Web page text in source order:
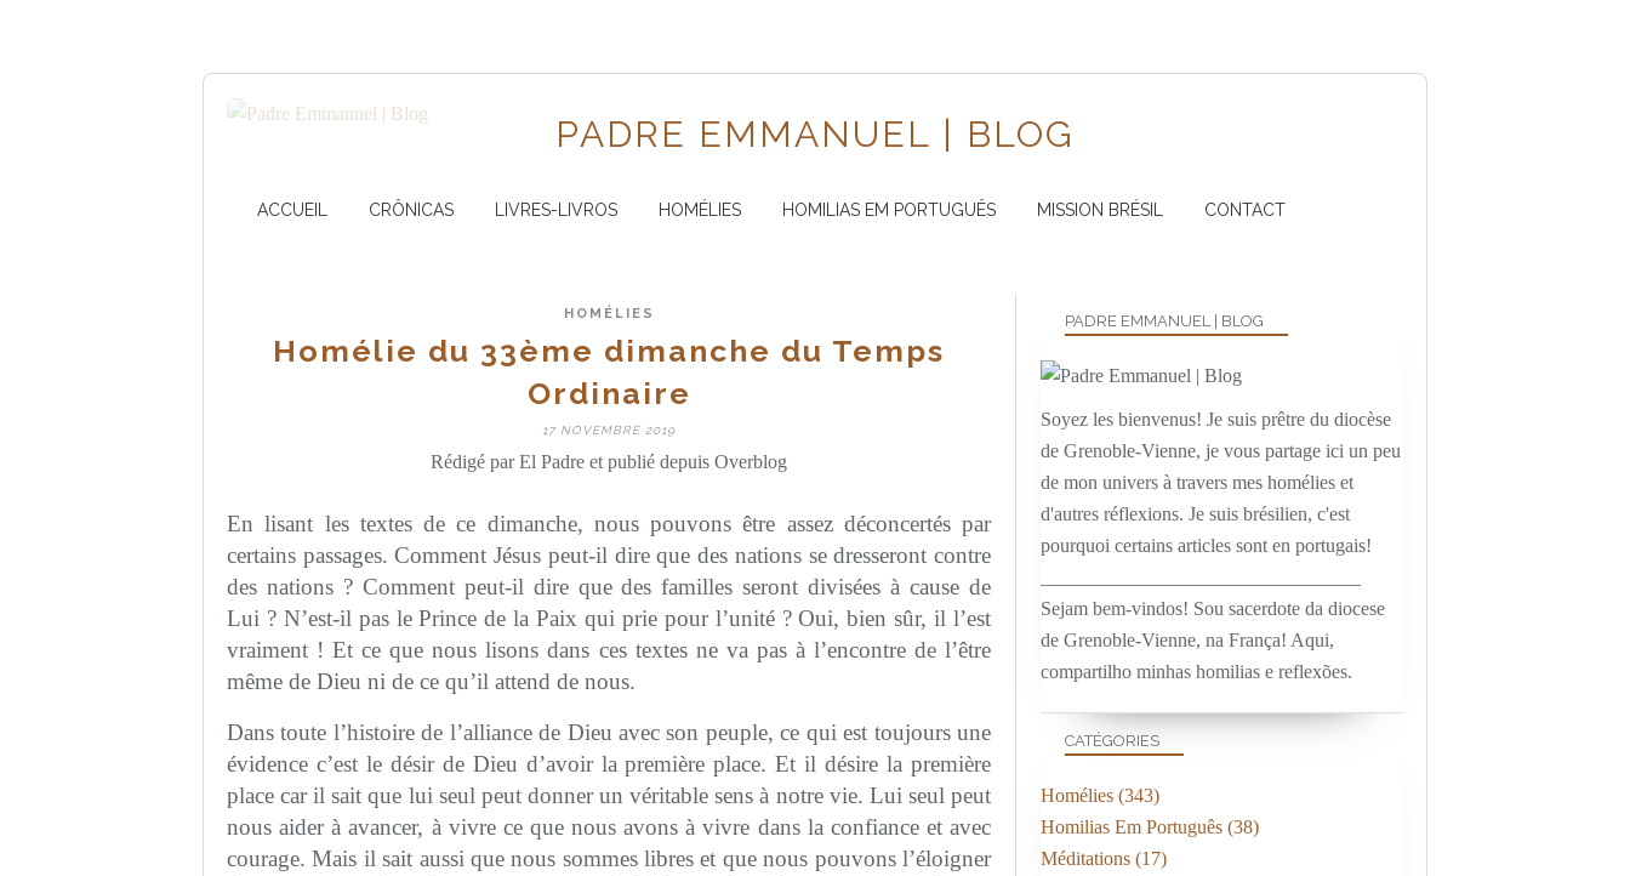
PADRE EMMANUEL | BLOG
ACCUEIL CRÔNICAS LIVRES-LIVROS HOMÉLIES HOMILIAS EM PORTUGUÊS MISSION BRÉSIL CONTACT
HOMÉLIES
Homélie du 33ème dimanche du Temps
Ordinaire
17 NOVEMBRE 2019
Rédigé par El Padre et publié depuis Overblog
En lisant les textes de ce dimanche, nous pouvons être assez déconcertés par
certains passages. Comment Jésus peut-il dire que des nations se dresseront contre
des nations ? Comment peut-il dire que des familles seront divisées à cause de
Lui ? N’est-il pas le Prince de la Paix qui prie pour l’unité ? Oui, bien sûr, il l’est
vraiment ! Et ce que nous lisons dans ces textes ne va pas à l’encontre de l’être
même de Dieu ni de ce qu’il attend de nous.
Dans toute l’histoire de l’alliance de Dieu avec son peuple, ce qui est toujours une
évidence c’est le désir de Dieu d’avoir la première place. Et il désire la première
place car il sait que lui seul peut donner un véritable sens à notre vie. Lui seul peut
nous aider à avancer, à vivre ce que nous avons à vivre dans la confiance et avec
courage. Mais il sait aussi que nous sommes libres et que nous pouvons l’éloigner
PADRE EMMANUEL | BLOG
Soyez les bienvenus! Je suis prêtre du diocèse
de Grenoble-Vienne, je vous partage ici un peu
de mon univers à travers mes homélies et
d'autres réflexions. Je suis brésilien, c'est
pourquoi certains articles sont en portugais!
Sejam bem-vindos! Sou sacerdote da diocese
de Grenoble-Vienne, na França! Aqui,
compartilho minhas homilias e reflexões.
CATÉGORIES
Homélies (343)
Homilias Em Português (38)
Méditations (17)